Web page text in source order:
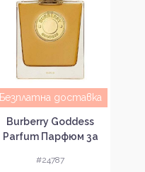
Безплатна доставка
Burberry Goddess
Parfum Парфюм за
#24787